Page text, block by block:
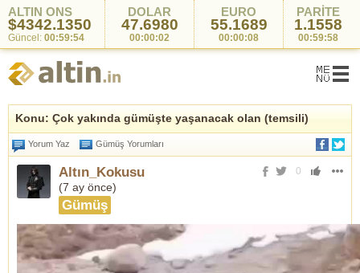
ALTIN ONS
$4342.1350
Güncel: 00:59:54
DOLAR
47.6980
00:00:02
EURO
55.1689
00:00:08
PARİTE
1.1558
00:59:58
Konu: Çok yakında gümüşte yaşanacak olan (temsili)
Yorum Yaz Gümüş Yorumları
Altın_Kokusu
(7 ay önce)
Gümüş
0